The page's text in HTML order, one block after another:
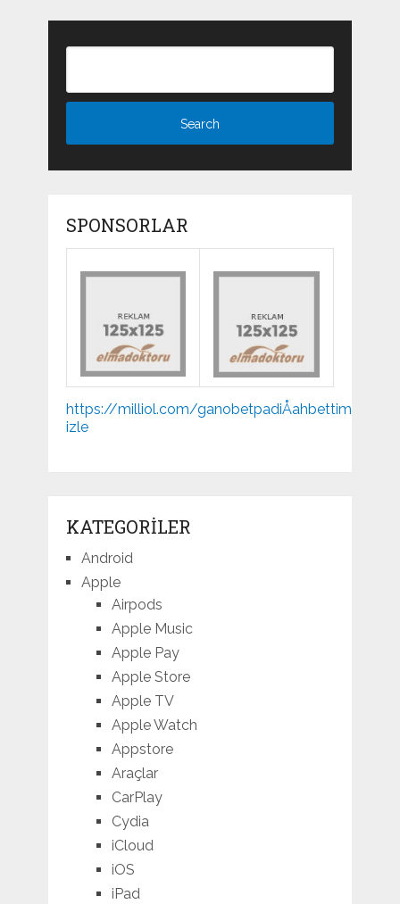
SPONSORLAR
Mp3
indir
https://milliol.com/ganobetpadiÅahbet
izle
KATEGORILER
Android
Apple
Airpods
Apple Music
Apple Pay
Apple Store
Apple TV
Apple Watch
Appstore
Araçlar
CarPlay
Cydia
iCloud
iOS
iPad